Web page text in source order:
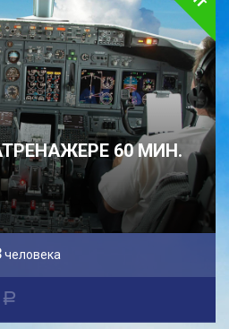
60 МИН.
человека
a